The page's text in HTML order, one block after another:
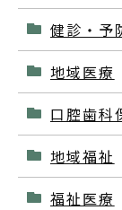
健診・予
地域医療
口腔歯科
地域福祉
福祉医療